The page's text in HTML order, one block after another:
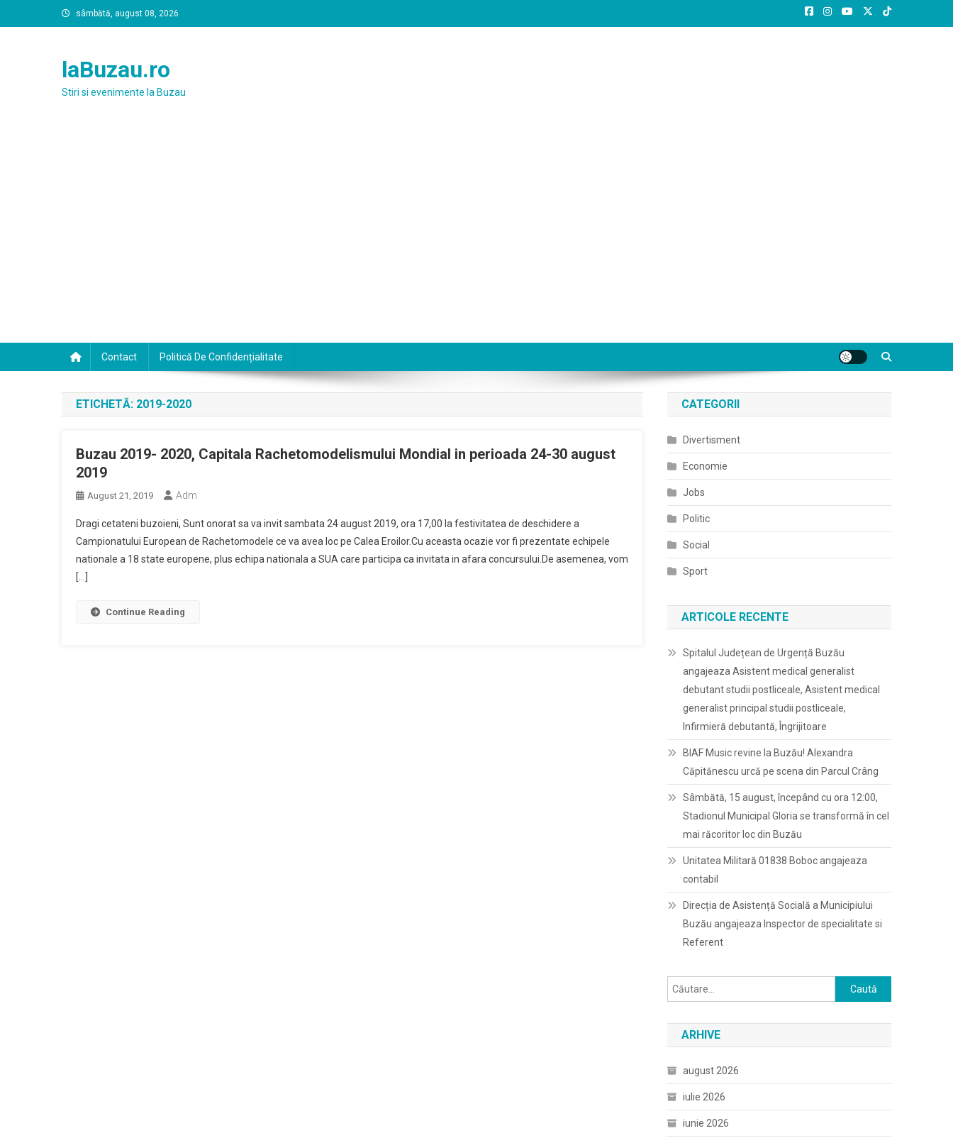
to
sâmbătă, august 08, 2026
laBuzau.ro
Stiri si evenimente la Buzau
Contact Politică De Confidențialitate
ETICHETĂ: 2019-2020
Buzau 2019- 2020, Capitala Rachetomodelismului Mondial in perioada 24-30 august
2019
August 21, 2019 Adm
Dragi cetateni buzoieni, Sunt onorat sa va invit sambata 24 august 2019, ora 17,00 la festivitatea de deschidere a
Campionatului European de Rachetomodele ce va avea loc pe Calea Eroilor.Cu aceasta ocazie vor fi prezentate echipele
nationale a 18 state europene, plus echipa nationala a SUA care participa ca invitata in afara concursului.De asemenea, vom
[…]
Continue Reading
CATEGORII
Divertisment
Economie
Jobs
Politic
Social
Sport
ARTICOLE RECENTE
Spitalul Județean de Urgență Buzău
angajeaza Asistent medical generalist
debutant studii postliceale, Asistent medical
generalist principal studii postliceale,
Infirmieră debutantă, Îngrijitoare
BIAF Music revine la Buzău! Alexandra
Căpitănescu urcă pe scena din Parcul Crâng
Sâmbătă, 15 august, începând cu ora 12:00,
Stadionul Municipal Gloria se transformă în cel
mai răcoritor loc din Buzău
Unitatea Militară 01838 Boboc angajeaza
contabil
Direcția de Asistență Socială a Municipiului
Buzău angajeaza Inspector de specialitate si
Referent
Caută
după:
ARHIVE
august 2026
iulie 2026
iunie 2026